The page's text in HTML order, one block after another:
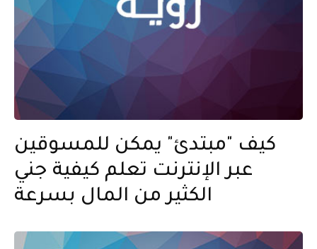
كيف "مبتدئ" يمكن للمسوقين
عبر الإنترنت تعلم كيفية جني
الكثير من المال بسرعة